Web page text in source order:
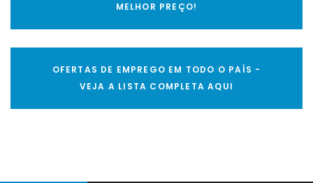
MELHOR PREÇO!
OFERTAS DE EMPREGO EM TODO O PAÍS -
VEJA A LISTA COMPLETA AQUI